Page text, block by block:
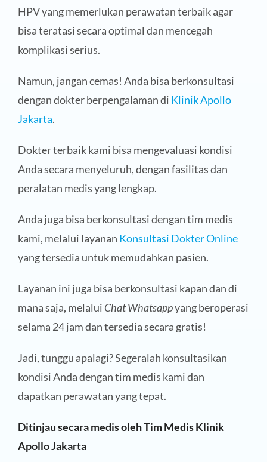
HPV yang memerlukan perawatan terbaik agar
bisa teratasi secara optimal dan mencegah
komplikasi serius.
Namun, jangan cemas! Anda bisa berkonsultasi
dengan dokter berpengalaman di Klinik Apollo
Jakarta.
Dokter terbaik kami bisa mengevaluasi kondisi
Anda secara menyeluruh, dengan fasilitas dan
peralatan medis yang lengkap.
Anda juga bisa berkonsultasi dengan tim medis
kami, melalui layanan Konsultasi Dokter Online
yang tersedia untuk memudahkan pasien.
Layanan ini juga bisa berkonsultasi kapan dan di
mana saja, melalui Chat Whatsappyang beroperasi
selama 24 jam dan tersedia secara gratis!
Jadi, tunggu apalagi? Segeralah konsultasikan
kondisi Anda dengan tim medis kami dan
dapatkan perawatan yang tepat.
Ditinjau secara medis oleh Tim Medis Klinik
Apollo Jakarta